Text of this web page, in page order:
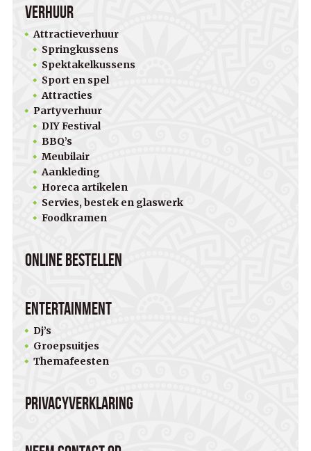
Verhuur
Attractieverhuur
Springkussens
Spektakelkussens
Sport en spel
Attracties
Partyverhuur
DIY Festival
BBQ’s
Meubilair
Aankleding
Horeca artikelen
Servies, bestek en glaswerk
Foodkramen
Online bestellen
Entertainment
Dj’s
Groepsuitjes
Themafeesten
Privacyverklaring